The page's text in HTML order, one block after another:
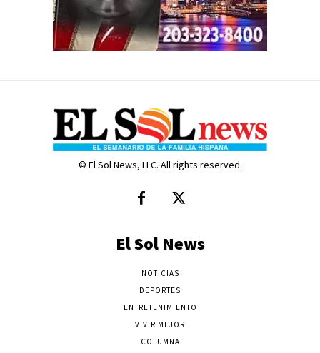
© El Sol News, LLC. All rights reserved.
El Sol News
NOTICIAS
DEPORTES
ENTRETENIMIENTO
VIVIR MEJOR
COLUMNA